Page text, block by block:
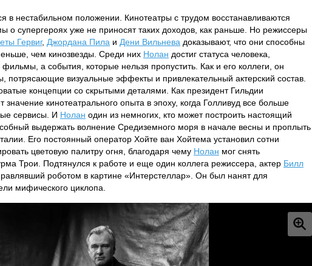
в нестабильном положении. Кинотеатры с трудом восстанавливаются
о супергероях уже не приносят таких доходов, как раньше. Но режиссеры
Гервиг, Джордана Пила и Дени Вильнева доказывают, что они способны
чем кинозвезды. Среди них Нолан достиг статуса человека,
а события, которые нельзя пропустить. Как и его коллеги, он
потрясающие визуальные эффекты и привлекательный актерский состав.
концепции со скрытыми деталями. Как президент Гильдии
значение кинотеатрального опыта в эпоху, когда Голливуд все больше
сервисы. И Нолан один из немногих, кто может построить настоящий
выдержать волнение Средиземного моря в начале весны и проплыть
Его постоянный оператор Хойте ван Хойтема установил сотни
цветовую палитру огня, благодаря чему Нолан мог снять
Трои. Подтянулся к работе и еще один коллега режиссера, актер Билл
роботом в картине «Интерстеллар». Он был нанят для
мифического циклопа.